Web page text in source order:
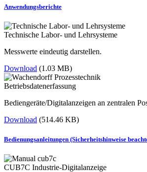
Anwendungsberichte
Technische Labor- und Lehrsysteme
Messwerte eindeutig darstellen.
Download (1.03 MB)
Betriebsdatenerfassung
Bediengeräte/Digitalanzeigen an zentralen
Download (514.46 KB)
Bedienungsanleitungen (Sicherheitshinweise
CUB7C Industrie-Digitalanzeige